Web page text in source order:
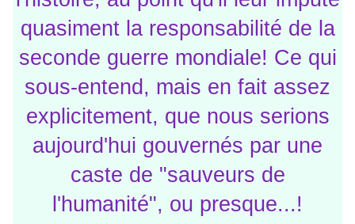
quasiment la responsabilité de la
seconde guerre mondiale! Ce qui
sous-entend, mais en fait assez
explicitement, que nous serions
aujourd'hui gouvernés par une
caste de "sauveurs de
l'humanité", ou presque...!